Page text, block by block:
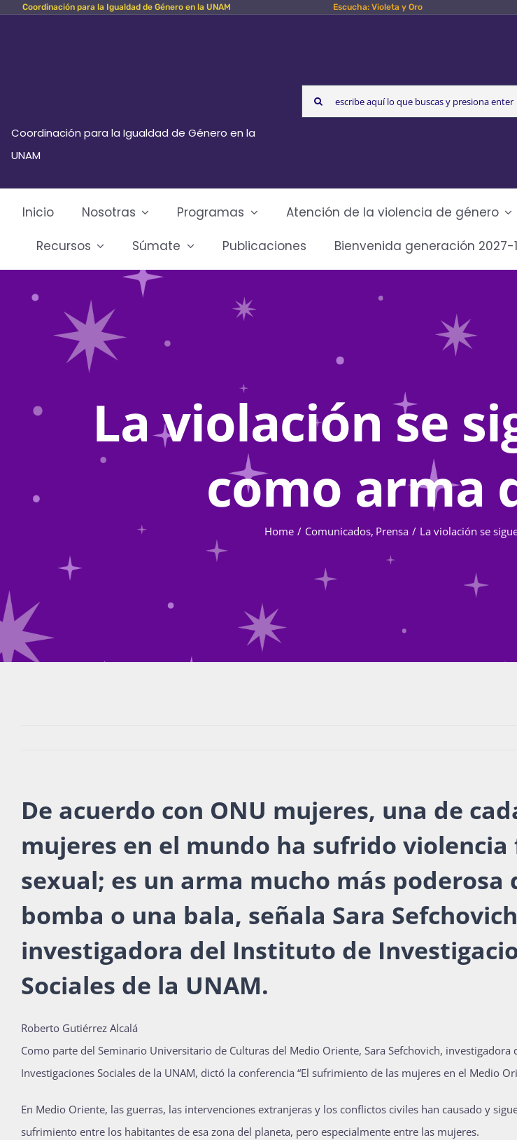
Skip Coordinación para la Igualdad de Género en la UNAM Escucha: Violeta y Oro
Coordinación para la Igualdad de Género en la
UNAM
Search
for:
Inicio Nosotras Programas Atención de la violencia de género
Recursos
Súmate Publicaciones Bienvenida generación 2027-1
La violación se
como arma
Home Comunicados Prensa La violación se
De acuerdo con ONU mujeres, una de
mujeres en el mundo ha sufrido violencia
sexual; es un arma mucho más poderosa
bomba o una bala, señala Sara
investigadora del Instituto de
Sociales de la UNAM.
Roberto Gutiérrez Alcalá
Como parte del Seminario Universitario de Culturas del Medio Oriente, Sara Sefchovich, investigadora
Investigaciones Sociales de la UNAM, dictó la conferencia “El sufrimiento de las mujeres en el Medio
En Medio Oriente, las guerras, las intervenciones extranjeras y los conflictos civiles han causado y
sufrimiento entre los habitantes de esa zona del planeta, pero especialmente entre las mujeres.